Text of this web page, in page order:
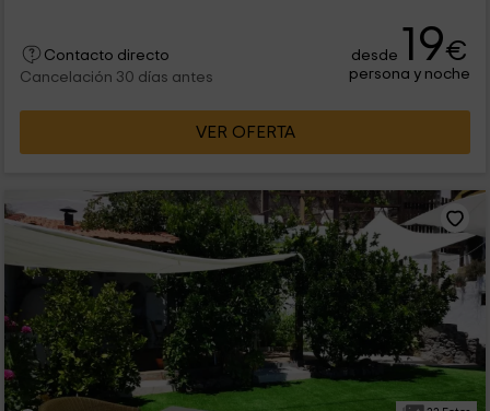
Contacto directo
Cancelación 30 días antes
desde 19€
persona y noche
VER OFERTA